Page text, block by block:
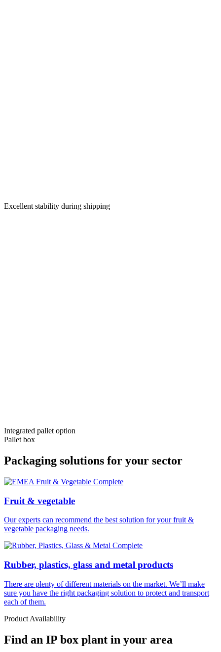
Excellent stability during shipping
Integrated pallet option
Pallet box
Packaging solutions for your sector
Fruit & vegetable
Our experts can recommend the best solution for your fruit &
vegetable packaging needs.
Rubber, plastics, glass and metal products
There are plenty of different materials on the market. We’ll make
sure you have the right packaging solution to protect and transport
each of them.
Product Availability
Find an IP box plant in your area